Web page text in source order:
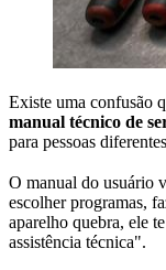
Existe uma confusão
manual técnico de
para pessoas
O manual do usuário
escolher programas,
aparelho quebra, ele
assistência técnica".